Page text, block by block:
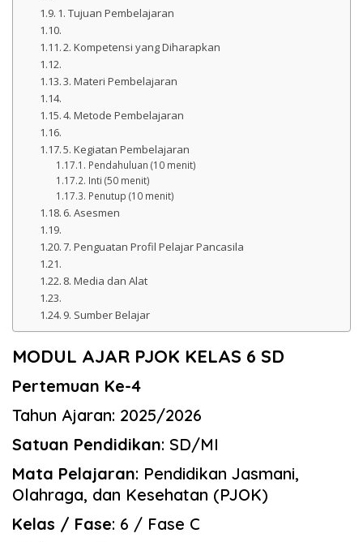
1. Tujuan Pembelajaran
2. Kompetensi yang Diharapkan
3. Materi Pembelajaran
4. Metode Pembelajaran
5. Kegiatan Pembelajaran
Pendahuluan (10 menit)
Inti (50 menit)
Penutup (10 menit)
6. Asesmen
7. Penguatan Profil Pelajar Pancasila
8. Media dan Alat
9. Sumber Belajar
MODUL AJAR PJOK KELAS 6 SD
Pertemuan Ke-4
Tahun Ajaran: 2025/2026
Satuan Pendidikan: SD/MI
Mata Pelajaran: Pendidikan Jasmani,
Olahraga, dan Kesehatan (PJOK)
Kelas / Fase: 6 / Fase C